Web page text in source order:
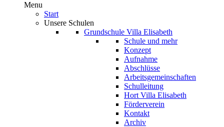
Menu
Start
Unsere Schulen
Grundschule Villa Elisabeth
Schule und mehr
Konzept
Aufnahme
Abschlüsse
Arbeitsgemeinschaften
Schulleitung
Hort Villa Elisabeth
Förderverein
Kontakt
Archiv